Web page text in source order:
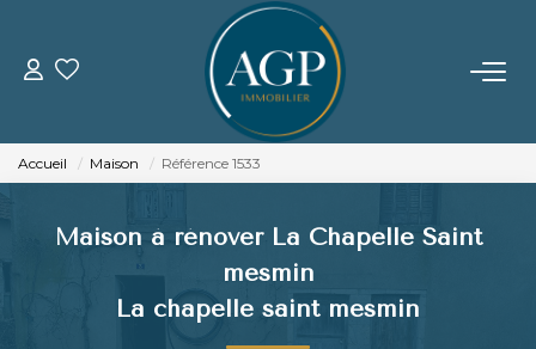
ACHETER
VENDRE
Estimer Votre Bien
Nos Biens Vendus
Accueil Maison Référence 1533
Maison à rénover La Chapelle Saint
mesmin
La chapelle saint mesmin